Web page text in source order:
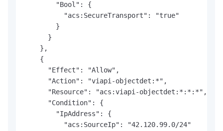
        "Bool": {
          "acs:SecureTransport": "true"
        }
      }
    },
    {
      "Effect": "Allow",
      "Action": "viapi-objectdet:*",
      "Resource": "acs:viapi-objectdet:*:*:*",
      "Condition": {
        "IpAddress": {
          "acs:SourceIp": "42.120.99.0/24"